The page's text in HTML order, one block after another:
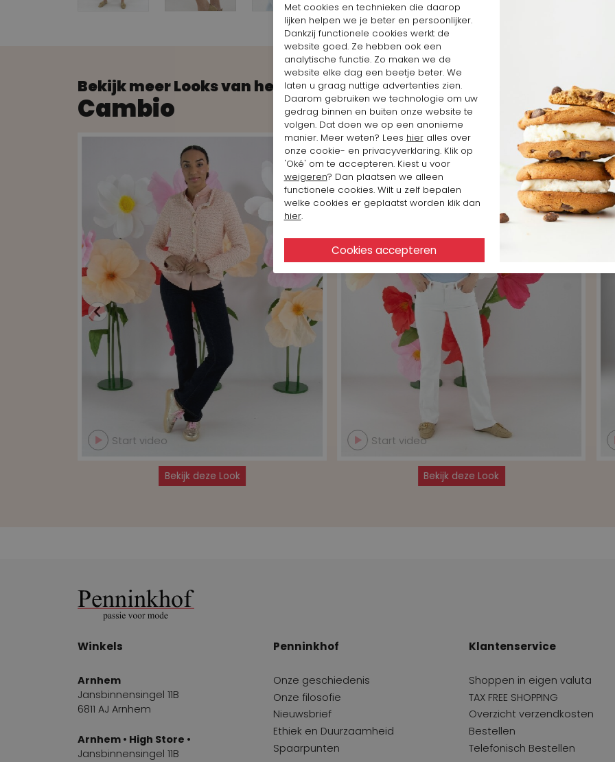
Bekijk meer Looks van het merk
Cambio
Start video
Bekijk deze Look
Start video
Bekijk deze Look
Winkels
Arnhem
Jansbinnensingel 11B
6811 AJ Arnhem
Arnhem • High Store •
Jansbinnensingel 11B
Penninkhof
Onze geschiedenis
Onze filosofie
Nieuwsbrief
Ethiek en Duurzaamheid
Spaarpunten
Klantenservice
Shoppen in eigen valuta
TAX FREE SHOPPING
Overzicht verzendkosten
Bestellen
Telefonisch Bestellen
Met cookies en technieken die daarop
lijken helpen we je beter en persoonlijker.
Dankzij functionele cookies werkt de
website goed. Ze hebben ook een
analytische functie. Zo maken we de
website elke dag een beetje beter. We
laten u graag nuttige advertenties zien.
Daarom gebruiken we technologie om uw
gedrag binnen en buiten onze website te
volgen. Dat doen we op een anonieme
manier. Meer weten? Lees hieralles over
onze cookie- en privacyverklaring. Klik op
'Oké' om te accepteren. Kiest u voor
weigeren? Dan plaatsen we alleen
functionele cookies. Wilt u zelf bepalen
welke cookies er geplaatst worden klik dan
hier.